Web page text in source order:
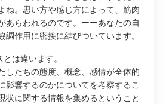
ね。思い方や感じ方によって、筋肉
あらわれるのです。ーーあなたの自
調作用に密接に結びついています。
は違います。
したちの態度、概念、感情が全体的
影響するのかについてを考察するこ
状に関する情報を集めるということ